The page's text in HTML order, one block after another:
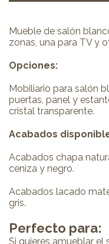
Mueble de salón
zonas, una para TV y
Opciones:
Mobiliario para salón
puertas, panel y
cristal transparente.
Acabados
Acabados chapa
ceniza y negro.
Acabados lacado
gris.
Perfecto para:
Si quieres amueblar el